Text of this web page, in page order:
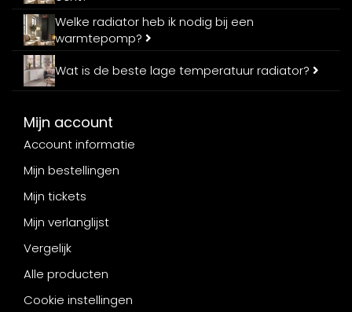
Welke radiator heb ik nodig bij een
warmtepomp?
Wat is de beste lage temperatuur radiator?
Mijn account
Account informatie
Mijn bestellingen
Mijn tickets
Mijn verlanglijst
Vergelijk
Alle producten
Cookie instellingen